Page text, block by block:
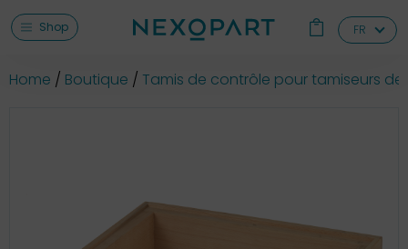
Shop FR
Home Boutique Tamis de contrôle pour tamiseurs